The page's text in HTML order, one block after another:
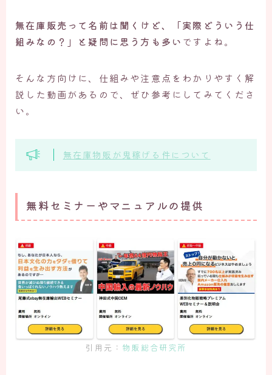
無在庫販売って名前は聞くけど、「実際どういう仕
組みなの？」と疑問に思う方も多い ですよね。
そんな方向けに、仕組みや注意点をわかりやすく解
説した動画があるので、ぜひ参考にしてみてくださ
い。
無在庫物販が鬼稼げる件について
無料セミナーやマニュアルの提供
引用元： 物販総合研究所